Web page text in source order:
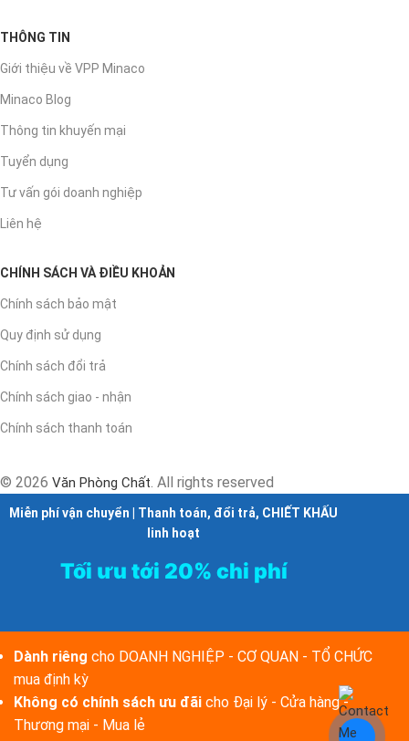
THÔNG TIN
Giới thiệu về VPP Minaco
Minaco Blog
Thông tin khuyến mại
Tuyển dụng
Tư vấn gói doanh nghiệp
Liên hệ
CHÍNH SÁCH VÀ ĐIỀU KHOẢN
Chính sách bảo mật
Quy định sử dụng
Chính sách đổi trả
Chính sách giao - nhận
Chính sách thanh toán
© 2026 Văn Phòng Chất. All rights reserved
Miễn phí vận chuyển | Thanh toán, đổi trả, CHIẾT KHẤU
linh hoạt
Tối ưu tới 20% chi phí
Dành riêng cho DOANH NGHIỆP - CƠ QUAN - TỔ CHỨC
mua định kỳ
Không có chính sách ưu đãi cho Đại lý - Cửa hàng -
Thương mại - Mua lẻ